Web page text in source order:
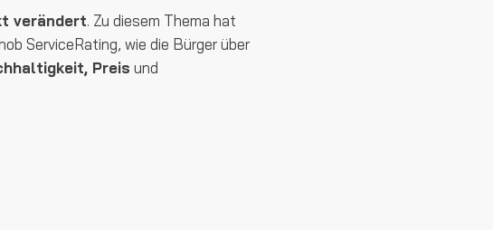
verändert. Zu diesem Thema hat
ServiceRating, wie die Bürger über
Preis und